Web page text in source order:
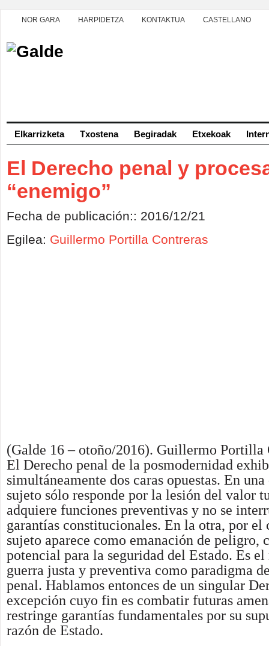
NOR GARA HARPIDETZA KONTAKTUA CASTELLANO
Elkarrizketa Txostena Begiradak Etxekoak
El Derecho penal y
“enemigo”
Fecha de publicación:: 2016/12/21
Egilea: Guillermo Portilla Contreras
(Galde 16 – otoño/2016). Guillermo Portilla
El Derecho penal de la posmodernidad
simultáneamente dos caras opuestas. En
sujeto sólo responde por la lesión del valor
adquiere funciones preventivas y no se
garantías constitucionales. En la otra, por el
sujeto aparece como emanación de peligro,
potencial para la seguridad del Estado. Es
guerra justa y preventiva como paradigma
penal. Hablamos entonces de un singular
excepción cuyo fin es combatir futuras
restringe garantías fundamentales por su
razón de Estado.